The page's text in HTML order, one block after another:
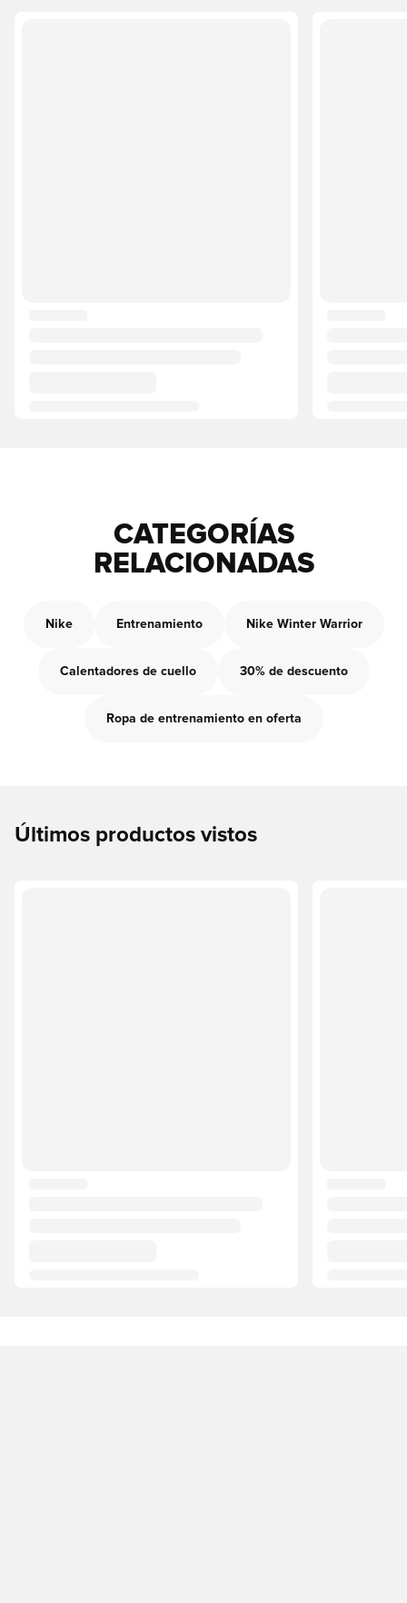
CATEGORÍAS
RELACIONADAS
Nike Entrenamiento Nike Winter Warrior
Calentadores de cuello 30% de descuento
Ropa de entrenamiento en oferta
Últimos productos vistos